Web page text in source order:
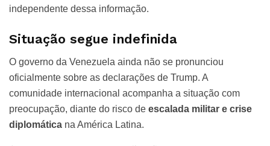
independente dessa informação.
Situação segue indefinida
O governo da Venezuela ainda não se pronunciou
oficialmente sobre as declarações de Trump. A
comunidade internacional acompanha a situação com
preocupação, diante do risco de escalada militar e crise
diplomática na América Latina.